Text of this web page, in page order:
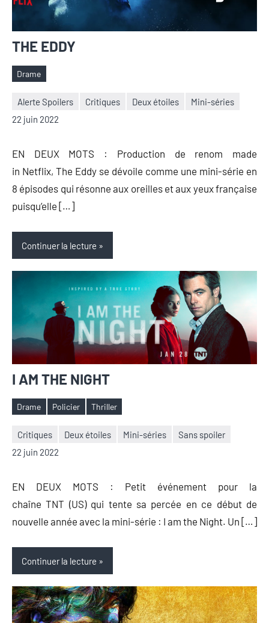
THE EDDY
Étiquettes
Drame
Alerte Spoilers Critiques Deux étoiles
Mini-séries
22 juin 2022
Nicolas
Aucun
EN DEUX MOTS : Production de renom made
in Netflix, The Eddy se dévoile comme une mini-série en
8 épisodes qui résonne aux oreilles et aux yeux française
puisqu’elle […]
Continuer la lecture
I AM THE NIGHT
Étiquettes
Drame Policier Thriller
Critiques Deux étoiles Mini-séries
Sans spoiler
22 juin 2022
Nicolas
Aucun
EN DEUX MOTS : Petit événement pour la
chaîne TNT (US) qui tente sa percée en ce début de
nouvelle année avec la mini-série : I am the Night. Un […]
Continuer la lecture